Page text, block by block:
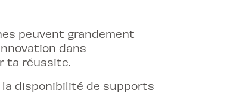
peuvent grandement
dans
ta réussite.
la disponibilité de supports